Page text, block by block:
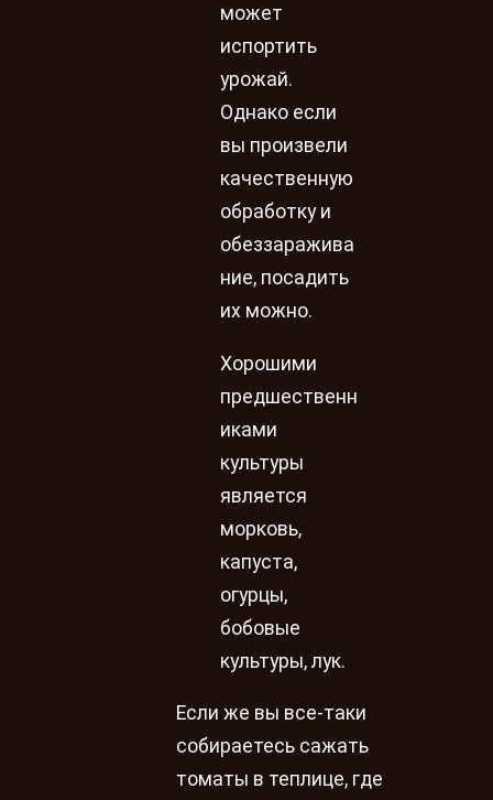
может
испортить
урожай.
Однако если
вы произвели
качественную
обработку и
обеззаражива
ние, посадить
их можно.
Хорошими
предшественн
иками
культуры
является
морковь,
капуста,
огурцы,
бобовые
культуры, лук.
Если же вы все-таки
собираетесь сажать
томаты в теплице, где